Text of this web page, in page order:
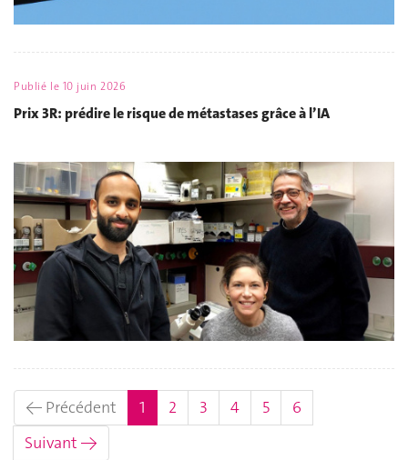
Publié le 10 juin 2026
Prix 3R: prédire le risque de métastases grâce à l’IA
← Précédent 1 (actuel)
2 3 4 5
6
Suivant →